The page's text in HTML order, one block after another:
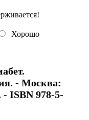
Хорошо
- Москва:
ISBN 978-5-